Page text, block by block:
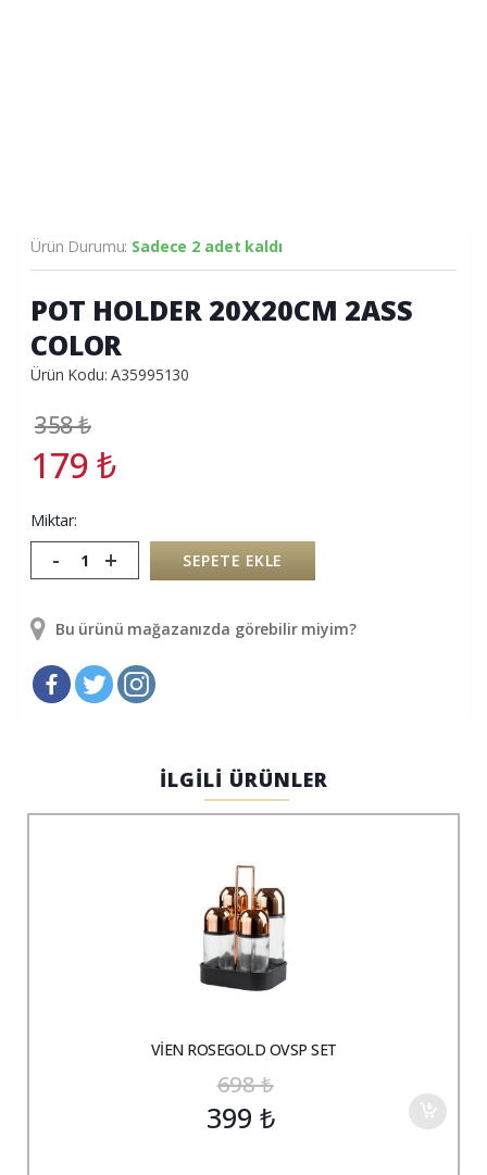
Ürün Durumu: Sadece 2 adet kaldı
POT HOLDER 20X20CM 2ASS
COLOR
Ürün Kodu: A35995130
358₺
179₺
Miktar:
- + SEPETE EKLE
Bu ürünü mağazanızda görebilir miyim?
İLGİLİ ÜRÜNLER
VİEN ROSEGOLD OVSP SET
698₺
399 ₺